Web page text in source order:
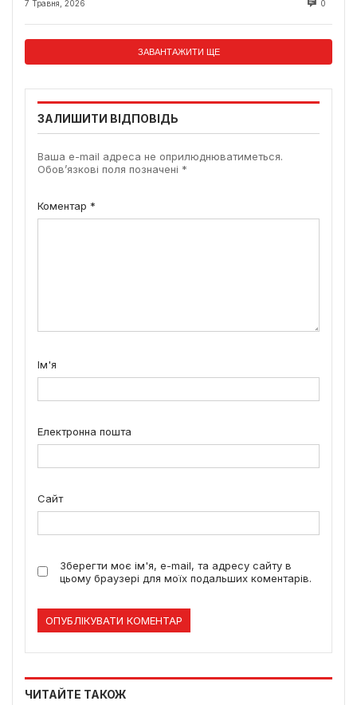
7 Травня, 2026 0
ЗАВАНТАЖИТИ ЩЕ
ЗАЛИШИТИ ВІДПОВІДЬ
Ваша e-mail адреса не оприлюднюватиметься.
Обов’язкові поля позначені *
Коментар *
Ім'я
Електронна пошта
Сайт
Зберегти моє ім'я, e-mail, та адресу сайту в
цьому браузері для моїх подальших коментарів.
ЧИТАЙТЕ ТАКОЖ